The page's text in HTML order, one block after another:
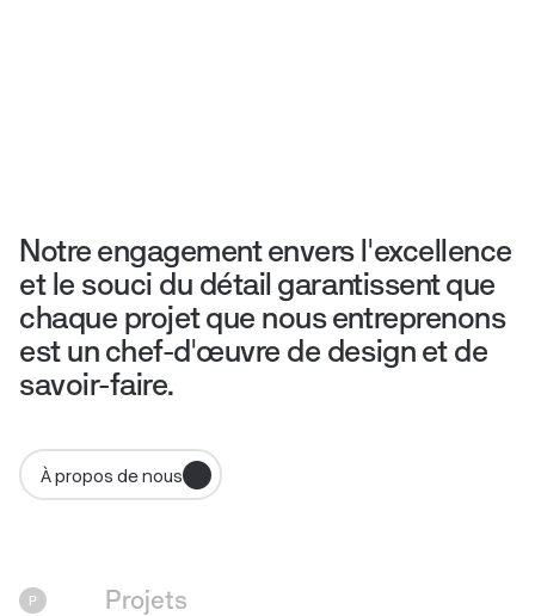
Notre engagement envers l'excellence
et le souci du détail garantissent que
chaque projet que nous entreprenons
est un chef-d'œuvre de design et de
savoir-faire.
À propos de nous
P Projets